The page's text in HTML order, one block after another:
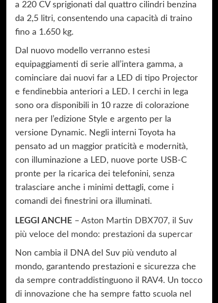
a 220 CV sprigionati dal quattro cilindri benzina
da 2,5 litri, consentendo una capacità di traino
fino a 1.650 kg.
Dal nuovo modello verranno estesi
equipaggiamenti di serie all’intera gamma, a
cominciare dai nuovi far a LED di tipo Projector
e fendinebbia anteriori a LED. I cerchi in lega
sono ora disponibili in 10 razze di colorazione
nera per l’edizione Style e argento per la
versione Dynamic. Negli interni Toyota ha
pensato ad un maggior praticità e modernità,
con illuminazione a LED, nuove porte USB-C
pronte per la ricarica dei telefonini, senza
tralasciare anche i minimi dettagli, come i
comandi dei finestrini ora illuminati.
LEGGI ANCHE– Aston Martin DBX707, il Suv
più veloce del mondo: prestazioni da supercar
Non cambia il DNA del Suv più venduto al
mondo, garantendo prestazioni e sicurezza che
da sempre contraddistinguono il RAV4. Un tocco
di innovazione che ha sempre fatto scuola nel